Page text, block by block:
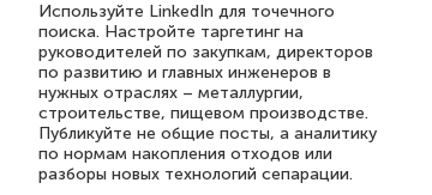
Используйте LinkedIn для точечного
поиска. Настройте таргетинг на
руководителей по закупкам, директоров
по развитию и главных инженеров в
нужных отраслях – металлургии,
строительстве, пищевом производстве.
Публикуйте не общие посты, а аналитику
по нормам накопления отходов или
разборы новых технологий сепарации.